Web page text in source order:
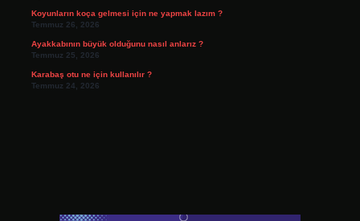
Koyunların koça gelmesi için ne yapmak lazım ?
Temmuz 26, 2026
Ayakkabının büyük olduğunu nasıl anlarız ?
Temmuz 25, 2026
Karabaş otu ne için kullanılır ?
Temmuz 24, 2026